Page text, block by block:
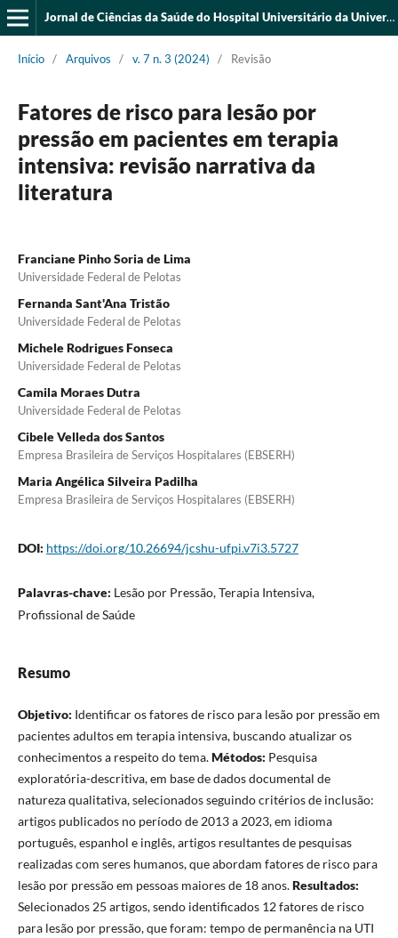
Jornal de Ciências da Saúde do Hospital Universitário da Universidade Federal do Piauí
Início / Arquivos / v. 7 n. 3 (2024) / Revisão
Fatores de risco para lesão por
pressão em pacientes em terapia
intensiva: revisão narrativa da
literatura
Franciane Pinho Soria de Lima
Universidade Federal de Pelotas
Fernanda Sant'Ana Tristão
Universidade Federal de Pelotas
Michele Rodrigues Fonseca
Universidade Federal de Pelotas
Camila Moraes Dutra
Universidade Federal de Pelotas
Cibele Velleda dos Santos
Empresa Brasileira de Serviços Hospitalares (EBSERH)
Maria Angélica Silveira Padilha
Empresa Brasileira de Serviços Hospitalares (EBSERH)
DOI: https://doi.org/10.26694/jcshu-ufpi.v7i3.5727
Palavras-chave: Lesão por Pressão, Terapia Intensiva,
Profissional de Saúde
Resumo
Objetivo: Identificar os fatores de risco para lesão por pressão em
pacientes adultos em terapia intensiva, buscando atualizar os
conhecimentos a respeito do tema.Métodos: Pesquisa
exploratória-descritiva, em base de dados documental de
natureza qualitativa, selecionados seguindo critérios de inclusão:
artigos publicados no período de 2013 a 2023, em idioma
português, espanhol e inglês, artigos resultantes de pesquisas
realizadas com seres humanos, que abordam fatores de risco para
lesão por pressão em pessoas maiores de 18 anos.Resultados:
Selecionados 25 artigos, sendo identificados 12 fatores de risco
para lesão por pressão, que foram: tempo de permanência na UTI